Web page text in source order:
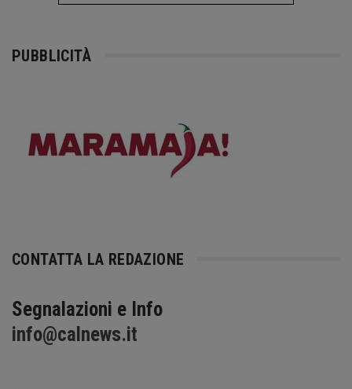
PUBBLICITÀ
CONTATTA LA REDAZIONE
Segnalazioni e Info
info@calnews.it